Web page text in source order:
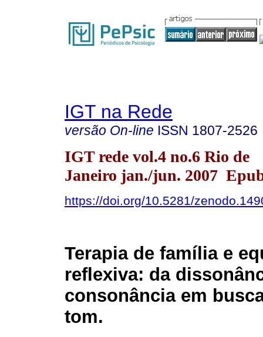
IGT na Rede
versão On-line ISSN 1807-2526
IGT rede vol.4 no.6 Rio de
Janeiro jan./jun. 2007
https://doi.org/10.5281/
Terapia de família e
reflexiva: da
consonância em
tom.